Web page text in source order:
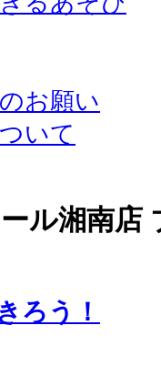
お願い
いて
ル湘南
ろう！